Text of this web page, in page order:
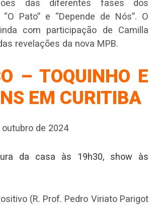
das diferentes fases dos
Pato” e “Depende de Nós”. O
com participação de Camilla
revelações da nova MPB.
– TOQUINHO E
EM CURITIBA
outubro de 2024
da casa às 19h30, show às
(R. Prof. Pedro Viriato Parigot